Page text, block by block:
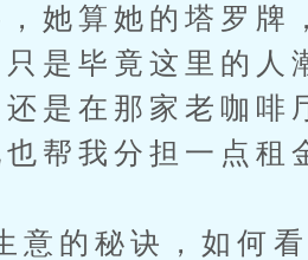
她算她的塔罗牌
是毕竟这里的人
是在那家老咖啡
帮我分担一点租
的秘诀，如何看